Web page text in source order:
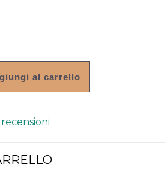
al carrello